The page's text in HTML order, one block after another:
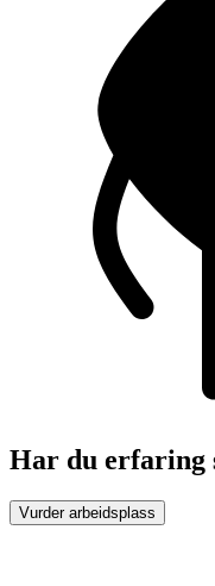
Har du erfaring
Vurder arbeidsplass